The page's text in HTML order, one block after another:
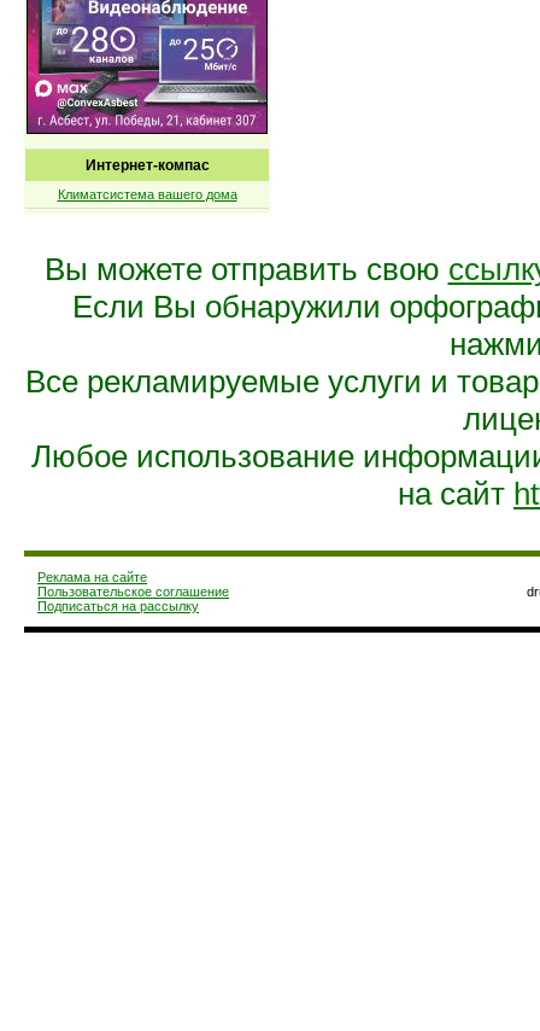
Интернет-компас
Климатсистема вашего дома
Вы можете отправить свою
Если Вы обнаружили
Все рекламируемые услуги и
Любое использование
на сайт
Реклама на сайте
Пользовательское соглашение
Подписаться на рассылку